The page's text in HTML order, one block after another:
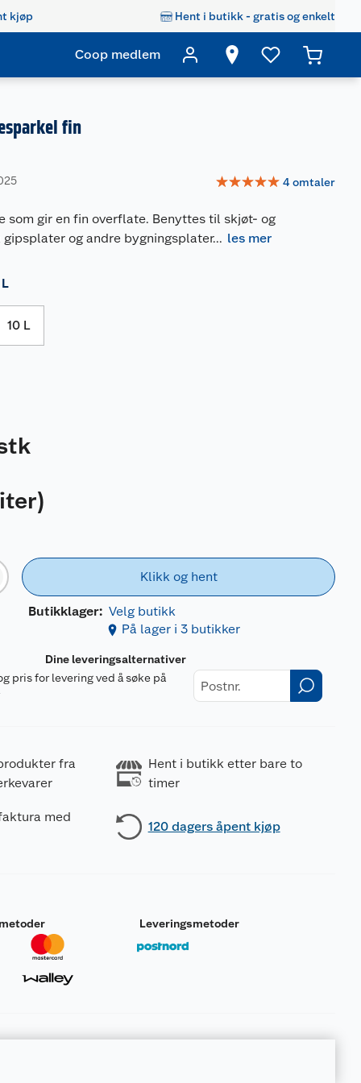
kjøp Hent i butikk - gratis og enkelt
Coop medlem
fin
☆☆☆☆☆ 4omtaler
som gir en fin overflate. Benyttes til skjøt- og
og andre bygningsplater... les mer
10 L
)
Klikk og hent
Butikklager: Velg butikk
På lager i 3 butikker
Dine leveringsalternativer
pris for levering ved å søke på
fra
Hent i butikk etter bare to
timer
med
120 dagers åpent kjøp
Leveringsmetoder